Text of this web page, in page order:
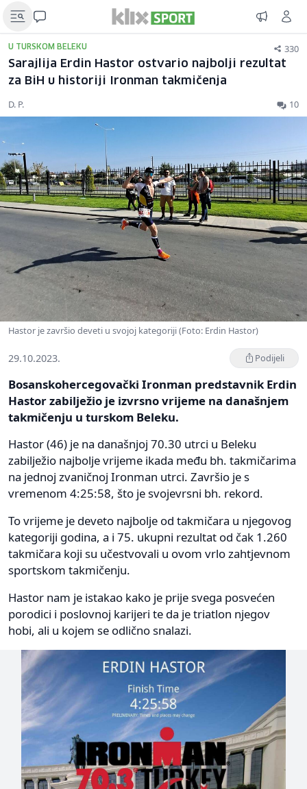
U TURSKOM BELEKU 330
Sarajlija Erdin Hastor ostvario najbolji rezultat
za BiH u historiji Ironman takmičenja
D. P. 10
Hastor je završio deveti u svojoj kategoriji (Foto: Erdin Hastor)
29.10.2023. Podijeli
Bosanskohercegovački Ironman predstavnik Erdin
Hastor zabilježio je izvrsno vrijeme na današnjem
takmičenju u turskom Beleku.
Hastor (46) je na današnjoj 70.30 utrci u Beleku
zabilježio najbolje vrijeme ikada među bh. takmičarima
na jednoj zvaničnoj Ironman utrci. Završio je s
vremenom 4:25:58, što je svojevrsni bh. rekord.
To vrijeme je deveto najbolje od takmičara u njegovog
kategoriji godina, a i 75. ukupni rezultat od čak 1.260
takmičara koji su učestvovali u ovom vrlo zahtjevnom
sportskom takmičenju.
Hastor nam je istakao kako je prije svega posvećen
porodici i poslovnoj karijeri te da je triatlon njegov
hobi, ali u kojem se odlično snalazi.